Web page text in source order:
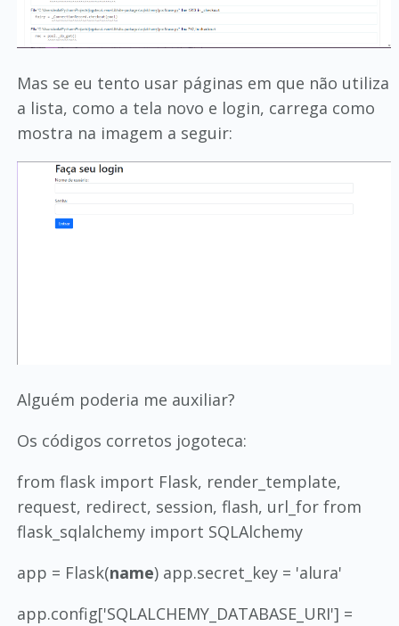
Mas se eu tento usar páginas em que não utiliza
a lista, como a tela novo e login, carrega como
mostra na imagem a seguir:
Alguém poderia me auxiliar?
Os códigos corretos jogoteca:
from flask import Flask, render_template,
request, redirect, session, flash, url_for from
flask_sqlalchemy import SQLAlchemy
app = Flask(name) app.secret_key = 'alura'
app.config['SQLALCHEMY_DATABASE_URI'] =